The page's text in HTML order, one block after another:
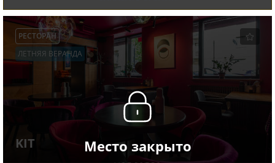
Место закрыто
РЕСТОРАН
ЛЕТНЯЯ ВЕРАНДА
KIT